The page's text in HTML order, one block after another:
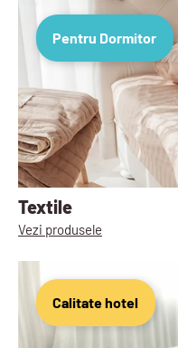
Pentru Dormitor
Textile
Vezi produsele
Calitate hotel